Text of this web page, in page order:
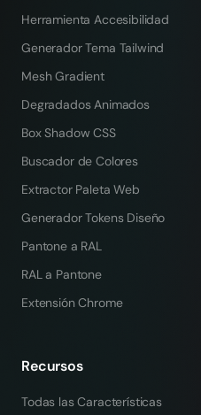
Herramienta Accesibilidad
Generador Tema Tailwind
Mesh Gradient
Degradados Animados
Box Shadow CSS
Buscador de Colores
Extractor Paleta Web
Generador Tokens Diseño
Pantone a RAL
RAL a Pantone
Extensión Chrome
Recursos
Todas las Características